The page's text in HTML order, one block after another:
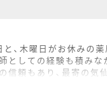
、木曜日がお休みの薬
としての経験も積みな
信頼もあり、最寄の気